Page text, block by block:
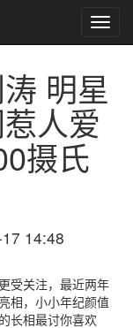
明星
人爱
摄氏
14:48
受关注，最近两年
相，小小年纪颜值
长相最讨你喜欢